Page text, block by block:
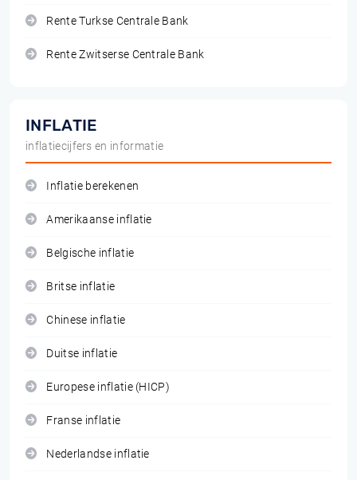
Rente Turkse Centrale Bank
Rente Zwitserse Centrale Bank
INFLATIE
inflatiecijfers en informatie
Inflatie berekenen
Amerikaanse inflatie
Belgische inflatie
Britse inflatie
Chinese inflatie
Duitse inflatie
Europese inflatie (HICP)
Franse inflatie
Nederlandse inflatie